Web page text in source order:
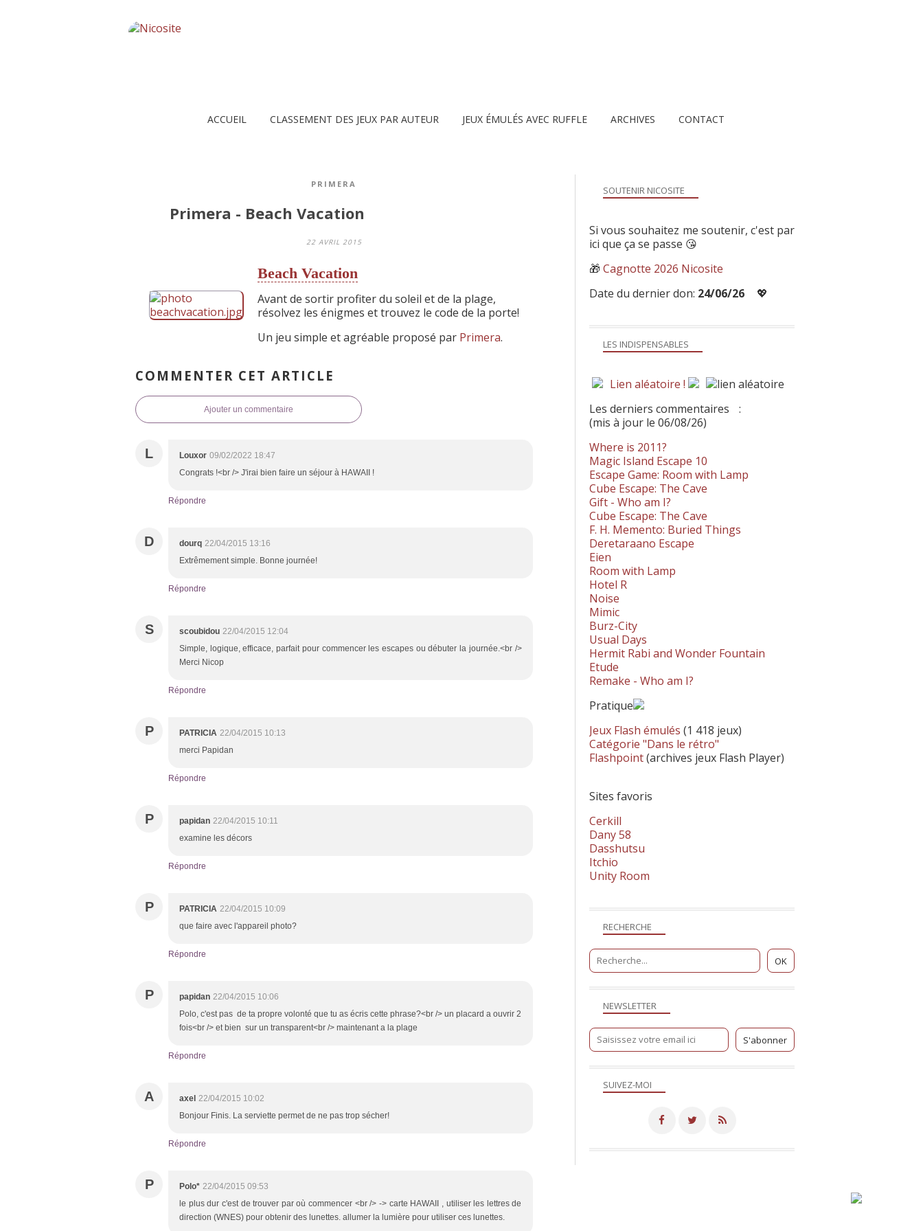
ACCUEIL CLASSEMENT DES JEUX PAR AUTEUR JEUX ÉMULÉS AVEC RUFFLE ARCHIVES CONTACT
PRIMERA
Primera - Beach Vacation
22 AVRIL 2015
Beach Vacation
Avant de sortir profiter du soleil et de la plage,
résolvez les énigmes et trouvez le code de la porte!
Un jeu simple et agréable proposé par Primera.
COMMENTER CET ARTICLE
Ajouter un commentaire
L Louxor 09/02/2022 18:47
Congrats !<br /> J'irai bien faire un séjour à HAWAII !
Répondre
D dourq 22/04/2015 13:16
Extrêmement simple. Bonne journée!
Répondre
S scoubidou 22/04/2015 12:04
Simple, logique, efficace, parfait pour commencer les escapes ou débuter la journée.<br />
Merci Nicop
Répondre
P PATRICIA 22/04/2015 10:13
merci Papidan
Répondre
P papidan 22/04/2015 10:11
examine les décors
Répondre
P PATRICIA 22/04/2015 10:09
que faire avec l'appareil photo?
Répondre
P papidan 22/04/2015 10:06
Polo, c'est pas de ta propre volonté que tu as écris cette phrase?<br /> un placard a ouvrir 2
fois<br /> et bien sur un transparent<br /> maintenant a la plage
Répondre
A axel 22/04/2015 10:02
Bonjour Finis. La serviette permet de ne pas trop sécher!
Répondre
P Polo* 22/04/2015 09:53
le plus dur c'est de trouver par où commencer <br /> -> carte HAWAII , utiliser les lettres de
direction (WNES) pour obtenir des lunettes. allumer la lumière pour utiliser ces lunettes.
NEWSLETTER
SUIVEZ-MOI
RECHERCHE
LES INDISPENSABLES
Lien aléatoire !
Les derniers commentaires
:
(mis à jour le 06/08/26)
Where is 2011?
Magic Island Escape 10
Escape Game: Room with Lamp
Cube Escape: The Cave
Gift - Who am I?
Cube Escape: The Cave
F. H. Memento: Buried Things
Deretaraano Escape
Eien
Room with Lamp
Hotel R
Noise
Mimic
Burz-City
Usual Days
Hermit Rabi and Wonder Fountain
Etude
Remake - Who am I?
Pratique
Jeux Flash émulés (1 418 jeux)
Catégorie "Dans le rétro"
Flashpoint(archives jeux Flash Player)
Sites favoris
Cerkill
Dany 58
Dasshutsu
Itchio
Unity Room
SOUTENIR NICOSITE
Si vous souhaitez me soutenir, c'est par
ici que ça se passe 😘
🎁 Cagnotte 2026 Nicosite
Date du dernier don: 24/06/26 💖